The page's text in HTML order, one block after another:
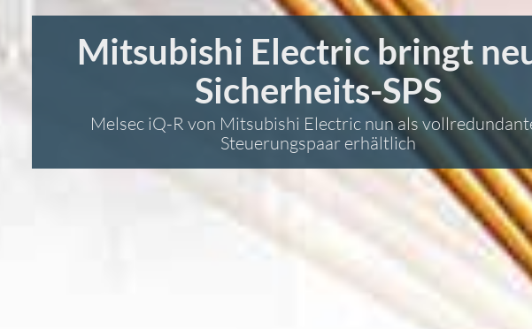
Mitsubishi Electric bringt
Sicherheits-SPS
Melsec iQ-R von Mitsubishi Electric nun als
Steuerungspaar erhältlich